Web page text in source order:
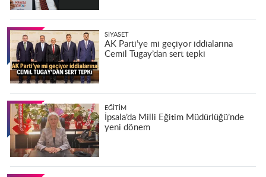
SIYASET
AK Parti’ye mi geçiyor iddialarına
Cemil Tugay’dan sert tepki
EĞITIM
İpsala’da Milli Eğitim Müdürlüğü’nde
yeni dönem